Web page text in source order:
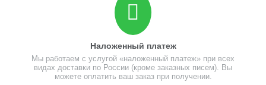
Наложенный платеж
Мы работаем с услугой «наложенный платеж» при всех
видах доставки по России (кроме заказных писем). Вы
можете оплатить ваш заказ при получении.